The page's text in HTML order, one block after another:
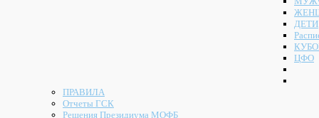
ДЕТИ
ЦФО
ПРАВИЛА
Отчеты ГСК
Решения Президиума МОФБ